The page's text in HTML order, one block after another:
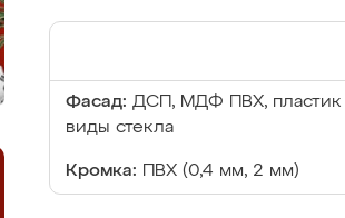
Фасад: ДСП, МДФ ПВХ, пластик
виды стекла
Кромка: ПВХ (0,4 мм, 2 мм)